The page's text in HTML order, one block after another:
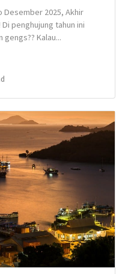
Desember 2025, Akhir
penghujung tahun ini
Kalau...